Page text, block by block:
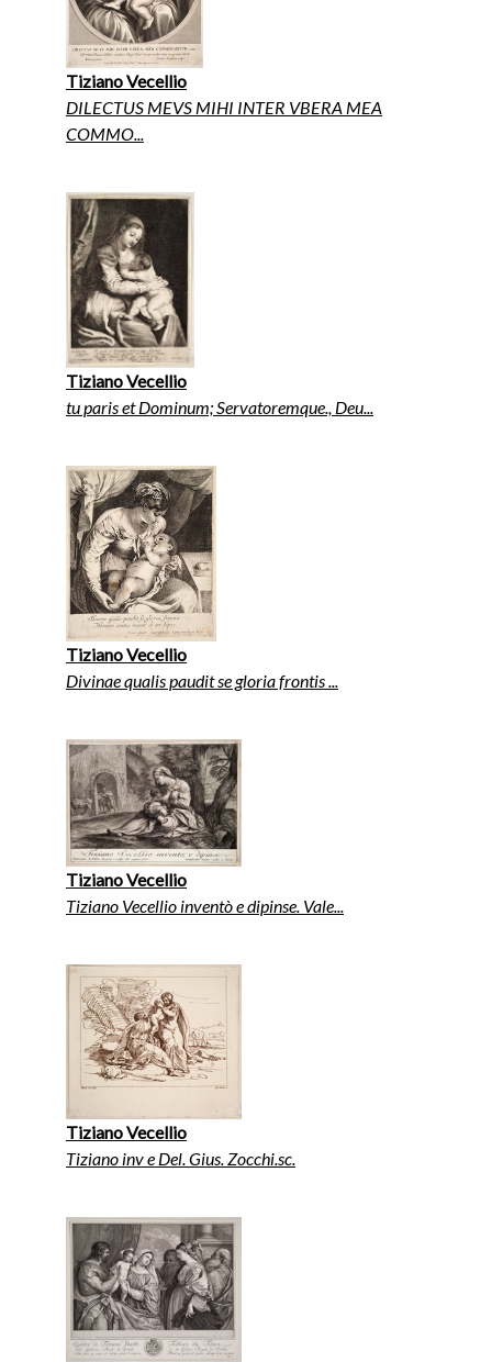
Tiziano Vecellio
DILECTUS MEVS MIHI INTER VBERA MEA
COMMO...
Tiziano Vecellio
tu paris et Dominum; Servatoremque., Deu...
Tiziano Vecellio
Divinae qualis paudit se gloria frontis ...
Tiziano Vecellio
Tiziano Vecellio inventò e dipinse. Vale...
Tiziano Vecellio
Tiziano inv e Del. Gius. Zocchi.sc.